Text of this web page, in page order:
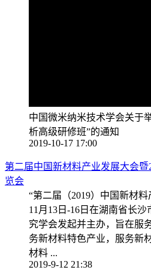
中国微米纳米技术学会关于
析高级研修班”的通知
2019-10-17 17:00
第二届中国新材料产业发展大会
览会
“第二届（2019）中国新材
11月13日-16日在湖南省长
究学会发起并主办，旨在服
务新材料特色产业，服务新
材料 ...
2019-9-12 21:38